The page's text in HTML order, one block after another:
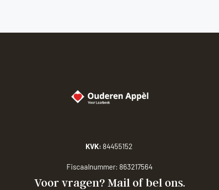
KVK: 84455152
Fiscaalnummer: 863217564
Voor vragen? Mail of bel ons.